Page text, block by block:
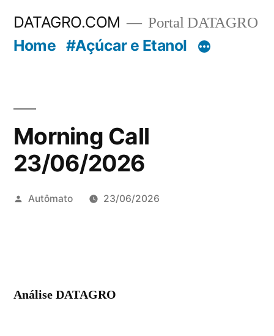
DATAGRO.COM Portal DATAGRO
Home #Açúcar e Etanol
Morning Call
23/06/2026
Publicado
Autômato 23/06/2026
Análise DATAGRO